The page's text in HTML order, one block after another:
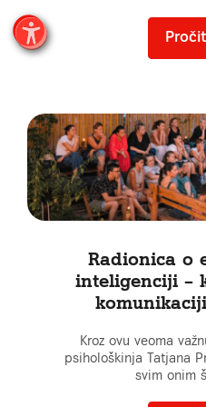
Radionica o
inteligenciji –
Kroz ovu veoma
psihološkinja Tatjana
svim onim